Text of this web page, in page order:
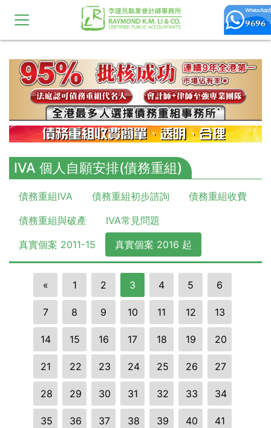
10,11,12,13,14,15,16,17,18,19,20
IVA 個人自願安排(債務重組)
債務重組IVA 債務重組初步諮詢
債務重組收費
債務重組與破產
IVA常見問題
真實個案 2011-15
真實個案 2016 起
« 1 2 3 4 5 6
7 8 9 10 11 12 13
14 15 16 17 18 19 20
21 22 23 24 25 26 27
28 29 30 31 32 33 34
35 36 37 38 39 40 41